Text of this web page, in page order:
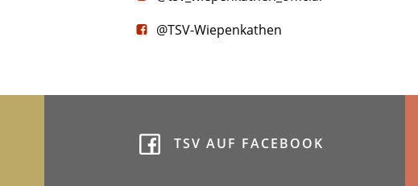
@TSV-Wiepenkathen
TSV AUF FACEBOOK